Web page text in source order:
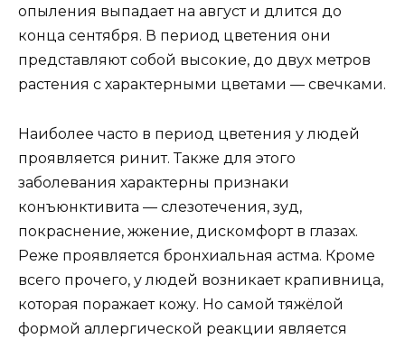
опыления выпадает на август и длится до
конца сентября. В период цветения они
представляют собой высокие, до двух метров
растения с характерными цветами — свечками.
Наиболее часто в период цветения у людей
проявляется ринит. Также для этого
заболевания характерны признаки
конъюнктивита — слезотечения, зуд,
покраснение, жжение, дискомфорт в глазах.
Реже проявляется бронхиальная астма. Кроме
всего прочего, у людей возникает крапивница,
которая поражает кожу. Но самой тяжёлой
формой аллергической реакции является